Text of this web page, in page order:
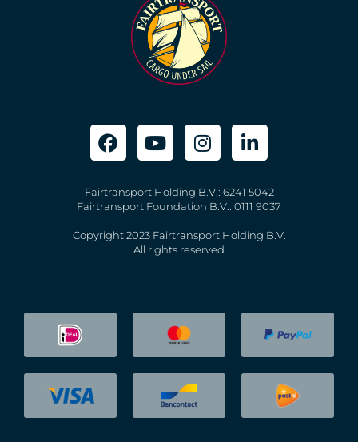
Fairtransport Holding B.V.: 6241 5042
Fairtransport Foundation B.V.: 0111 9037
Copyright 2023 Fairtransport Holding B.V.
All rights reserved